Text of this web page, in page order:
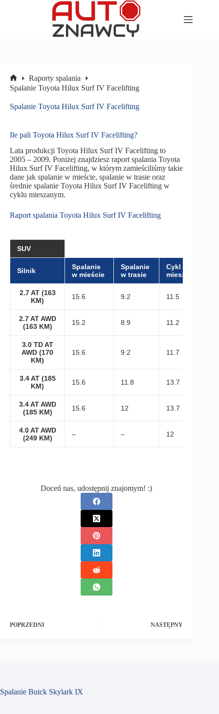
Strona
główna
Raporty spalania
Spalanie Toyota Hilux Surf IV Facelifting
Spalanie Toyota Hilux Surf IV Facelifting
Ile pali Toyota Hilux Surf IV Facelifting?
Lata produkcji Toyota Hilux Surf IV Facelifting to
2005 – 2009. Poniżej znajdziesz raport spalania Toyota
Hilux Surf IV Facelifting, w którym zamieściliśmy takie
dane jak spalanie w mieście, spalanie w trasie oraz
średnie spalanie Toyota Hilux Surf IV Facelifting w
cyklu mieszanym.
Raport spalania Toyota Hilux Surf IV Facelifting
SUV
Silnik
Spalanie
w mieście
Spalanie
w trasie
Cykl
mieszany
2.7 AT (163
KM)
15.6 9.2 11.5
2.7 AT AWD
(163 KM)
15.2 8.9 11.2
3.0 TD AT
AWD (170
KM)
15.6 9.2 11.7
3.4 AT (185
KM)
15.6 11.8 13.7
3.4 AT AWD
(185 KM)
15.6 12 13.7
4.0 AT AWD
(249 KM)
– – 12
Doceń nas, udostępnij znajomym! :)
POPRZEDNI NASTĘPNY
Spalanie Buick Skylark IX